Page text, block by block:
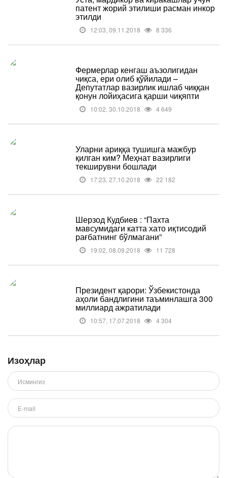
патент жорий этилиши расман инкор
этилди
12:03, 09.11.2018 8 336
Фермерлар кенгаш аъзолигидан
чиқса, ери олиб қўйилади –
Депутатлар вазирлик ишлаб чиққан
қонун лойиҳасига қарши чиқяпти
10:02, 30.10.2018 4 649
Уларни ариққа тушишга мажбур
қилган ким? Меҳнат вазирлиги
текширувни бошлади
17:23, 27.10.2018 22 182
Шерзод Кудбиев : “Пахта
мавсумидаги катта хато иқтисодий
рағбатнинг бўлмагани”
19:02, 08.09.2018 11 728
Президент қарори: Ўзбекистонда
аҳоли бандлигини таъминлашга 300
миллиард ажратилади
10:57, 17.07.2018 4 304
Изоҳлар